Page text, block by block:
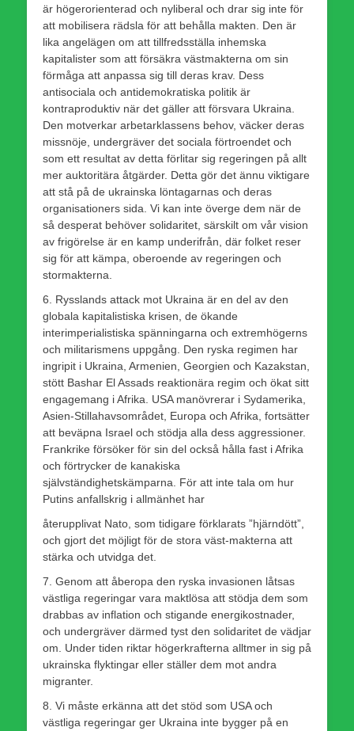
är högerorienterad och nyliberal och drar sig inte för
att mobilisera rädsla för att behålla makten. Den är
lika angelägen om att tillfredsställa inhemska
kapitalister som att försäkra västmakterna om sin
förmåga att anpassa sig till deras krav. Dess
antisociala och antidemokratiska politik är
kontraproduktiv när det gäller att försvara Ukraina.
Den motverkar arbetarklassens behov, väcker deras
missnöje, undergräver det sociala förtroendet och
som ett resultat av detta förlitar sig regeringen på allt
mer auktoritära åtgärder. Detta gör det ännu viktigare
att stå på de ukrainska löntagarnas och deras
organisationers sida. Vi kan inte överge dem när de
så desperat behöver solidaritet, särskilt om vår vision
av frigörelse är en kamp underifrån, där folket reser
sig för att kämpa, oberoende av regeringen och
stormakterna.
6. Rysslands attack mot Ukraina är en del av den
globala kapitalistiska krisen, de ökande
interimperialistiska spänningarna och extremhögerns
och militarismens uppgång. Den ryska regimen har
ingripit i Ukraina, Armenien, Georgien och Kazakstan,
stött Bashar El Assads reaktionära regim och ökat sitt
engagemang i Afrika. USA manövrerar i Sydamerika,
Asien-Stillahavsområdet, Europa och Afrika, fortsätter
att beväpna Israel och stödja alla dess aggressioner.
Frankrike försöker för sin del också hålla fast i Afrika
och förtrycker de kanakiska
självständighetskämparna. För att inte tala om hur
Putins anfallskrig i allmänhet har
återupplivat Nato, som tidigare förklarats ”hjärndött”,
och gjort det möjligt för de stora väst-makterna att
stärka och utvidga det.
7. Genom att åberopa den ryska invasionen låtsas
västliga regeringar vara maktlösa att stödja dem som
drabbas av inflation och stigande energikostnader,
och undergräver därmed tyst den solidaritet de vädjar
om. Under tiden riktar högerkrafterna alltmer in sig på
ukrainska flyktingar eller ställer dem mot andra
migranter.
8. Vi måste erkänna att det stöd som USA och
västliga regeringar ger Ukraina inte bygger på en